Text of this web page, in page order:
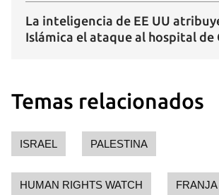
La inteligencia de EE UU
Islámica el ataque al hospital de
Temas relacionados
ISRAEL PALESTINA
HUMAN RIGHTS WATCH